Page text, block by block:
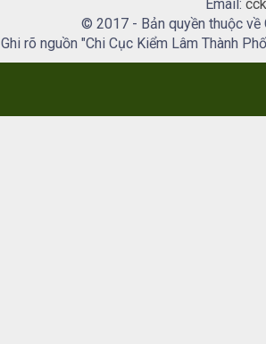
Email:
© 2017 - Bản quyền thuộc về
Ghi rõ nguồn "Chi Cục Kiểm Lâm Thành